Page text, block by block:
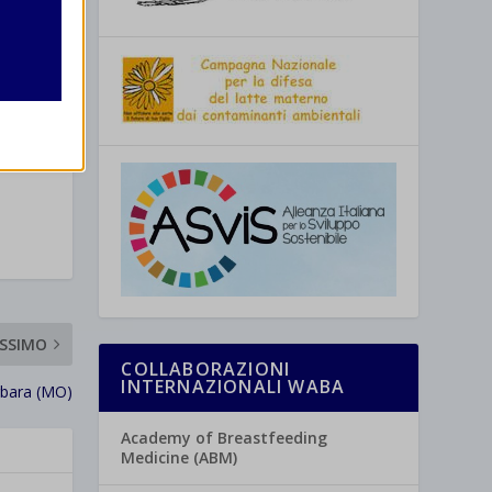
(MO)
COLLABORAZIONI
INTERNAZIONALI WABA
Academy of Breastfeeding
Medicine (ABM)